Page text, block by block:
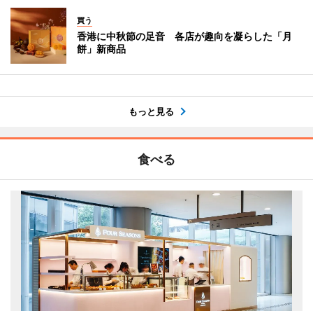
買う
香港に中秋節の足音 各店が趣向を凝らした「月
餅」新商品
もっと見る
食べる